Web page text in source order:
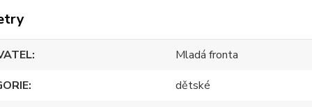
Mladá fronta
dětské